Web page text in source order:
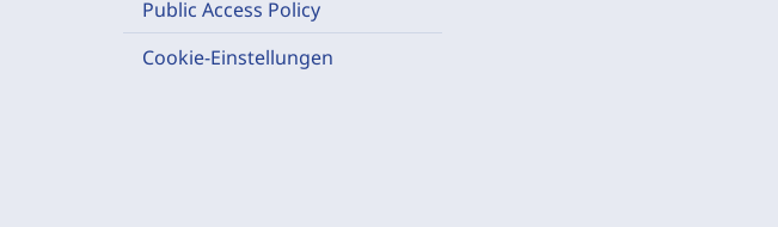
Public Access Policy
Cookie-Einstellungen